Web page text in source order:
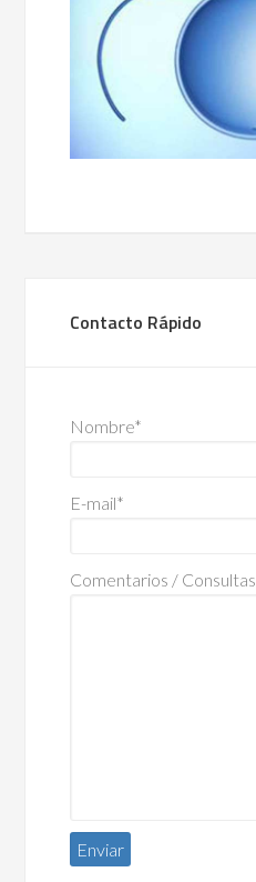
Contacto Rápido
Nombre*
E-mail*
Comentarios / Consultas